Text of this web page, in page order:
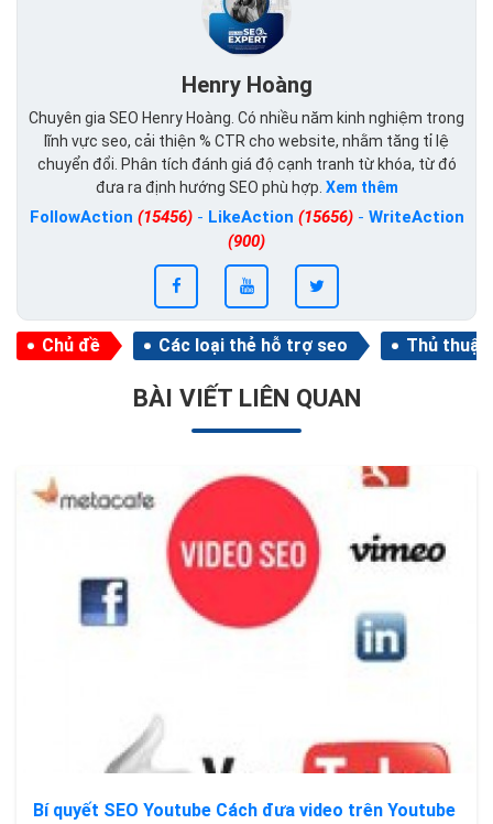
Henry Hoàng
Chuyên gia SEO Henry Hoàng. Có nhiều năm kinh nghiệm trong
lĩnh vực seo, cải thiện % CTR cho website, nhằm tăng tỉ lệ
chuyển đổi. Phân tích đánh giá độ cạnh tranh từ khóa, từ đó
đưa ra định hướng SEO phù hợp. Xem thêm
FollowAction (15456)- LikeAction (15656)- WriteAction
(900)
Chủ đề Các loại thẻ hỗ trợ seo Thủ thuật
BÀI VIẾT LIÊN QUAN
Bí quyết SEO Youtube Cách đưa video trên Youtube